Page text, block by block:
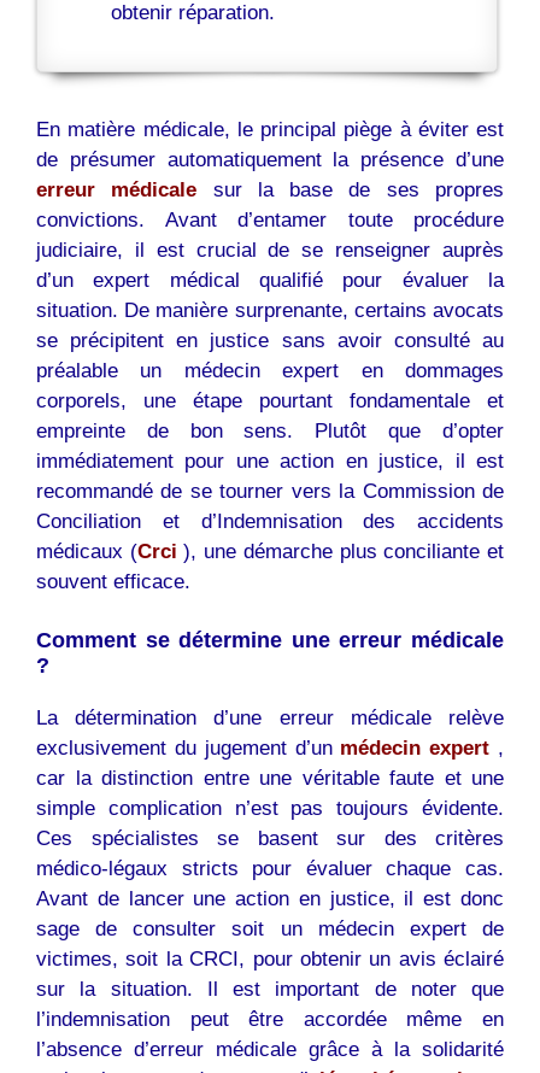
obtenir réparation.
En matière médicale, le principal piège à éviter est
de présumer automatiquement la présence d’une
erreur médicale sur la base de ses propres
convictions. Avant d’entamer toute procédure
judiciaire, il est crucial de se renseigner auprès
d’un expert médical qualifié pour évaluer la
situation. De manière surprenante, certains avocats
se précipitent en justice sans avoir consulté au
préalable un médecin expert en dommages
corporels, une étape pourtant fondamentale et
empreinte de bon sens. Plutôt que d’opter
immédiatement pour une action en justice, il est
recommandé de se tourner vers la Commission de
Conciliation et d’Indemnisation des accidents
médicaux (Crci ), une démarche plus conciliante et
souvent efficace.
Comment se détermine une erreur médicale
?
La détermination d’une erreur médicale relève
exclusivement du jugement d’un médecin expert ,
car la distinction entre une véritable faute et une
simple complication n’est pas toujours évidente.
Ces spécialistes se basent sur des critères
médico-légaux stricts pour évaluer chaque cas.
Avant de lancer une action en justice, il est donc
sage de consulter soit un médecin expert de
victimes, soit la CRCI, pour obtenir un avis éclairé
sur la situation. Il est important de noter que
l’indemnisation peut être accordée même en
l’absence d’erreur médicale grâce à la solidarité